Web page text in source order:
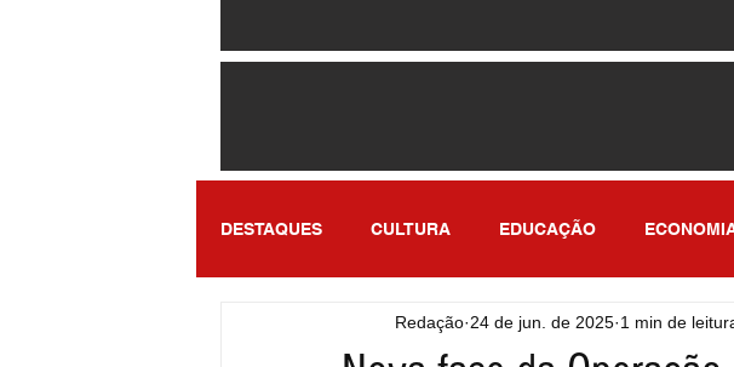
DESTAQUES CULTURA EDUCAÇÃO
ENTRETENIMENTO SÃO PAULO
Redação 24 de jun. de 2025 1 min de